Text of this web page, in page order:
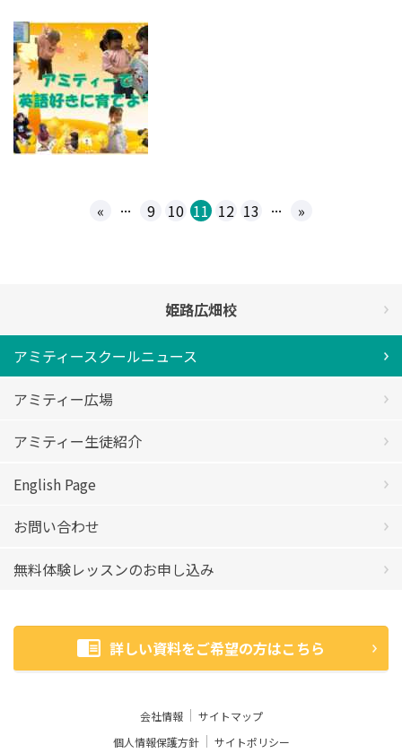
« ... 9 10 11 12 13 ... »
姫路広畑校
アミティースクールニュース
アミティー広場
アミティー生徒紹介
English Page
お問い合わせ
無料体験レッスンのお申し込み
詳しい資料をご希望の方はこちら
会社情報
サイトマップ
個人情報保護方針
サイトポリシー